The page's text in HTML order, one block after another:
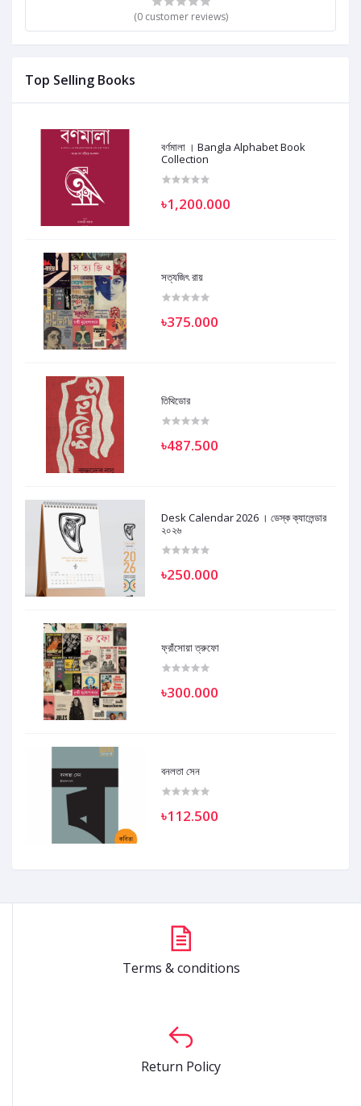
(0 customer reviews)
Top Selling Books
বর্ণমালা । Bangla Alphabet Book
Collection
৳1,200.000
সত্যজিৎ রায়
৳375.000
তিথিডোর
৳487.500
Desk Calendar 2026 । ডেস্ক ক্যালেন্ডার
২০২৬
৳250.000
ফ্রাঁসোয়া ত্রুফো
৳300.000
বনলতা সেন
৳112.500
Terms & conditions
Return Policy